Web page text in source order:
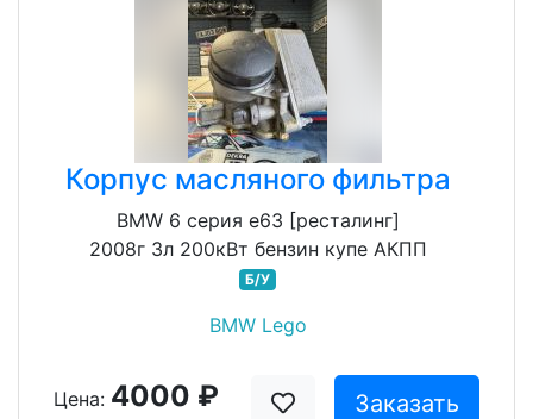
Корпус масляного фильтра
BMW 6 серия e63 [ресталинг]
2008г 3л 200кВт бензин купе АКПП
Б/У
BMW Lego
Цена: 4000 ₽ Заказать